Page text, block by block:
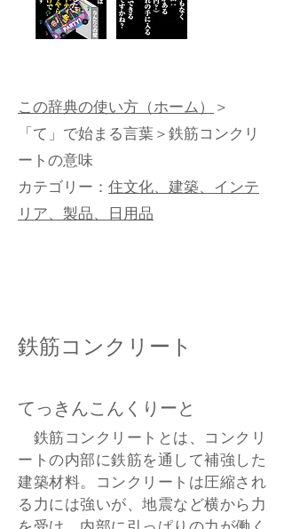
この辞典の使い方（ホーム）＞
「て」で始まる言葉＞鉄筋コンクリ
ートの意味
カテゴリー： 住文化、建築、インテ
リア、製品、日用品
鉄筋コンクリート
てっきんこんくりーと
鉄筋コンクリートとは、コンクリ
ートの内部に鉄筋を通して補強した
建築材料。コンクリートは圧縮され
る力には強いが、地震など横から力